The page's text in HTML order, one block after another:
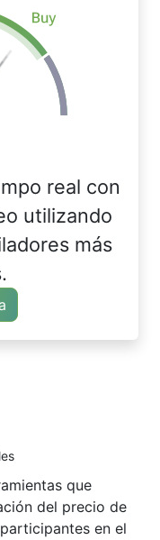
real con
utilizando
más
que
del precio de
en el